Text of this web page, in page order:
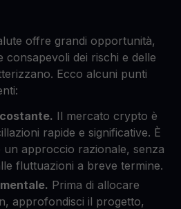
offre grandi opportunità,
consapevoli dei rischi e delle
Ecco alcuni punti
Il mercato crypto è
rapide e significative. È
approccio razionale, senza
fluttuazioni a breve termine.
Prima di allocare
approfondisci il progetto,